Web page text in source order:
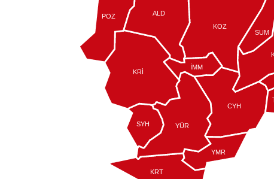
SYH
CYH
KRİ
KRT
KOZ
POZ
YMR
YÜR
ALD
İMM
SUM